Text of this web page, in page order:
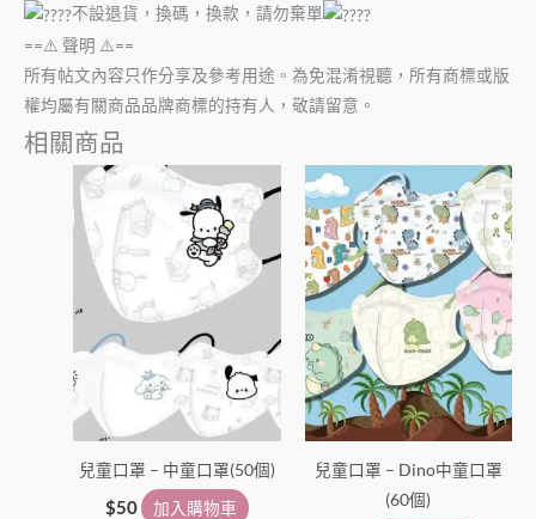
不設退貨，換碼，換款，請勿棄單
==⚠️ 聲明 ⚠️==
所有帖文內容只作分享及參考用途。為免混淆視聽，所有商標或版
權均屬有關商品品牌商標的持有人，敬請留意。
相關商品
兒童口罩 – 中童口罩(50個)
$50 加入購物車
兒童口罩 – Dino中童口罩
(60個)